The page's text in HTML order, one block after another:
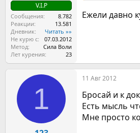
V.I.P
Сообщения
8.782
Реакции
13.581
Дневник
Читать »»
Не курю с
07.03.2012
Метод
Сила Воли
Лет курения
23
Ежели давно
1
11 Авг 2012
Бросай и к
Есть мысль
Мне просто